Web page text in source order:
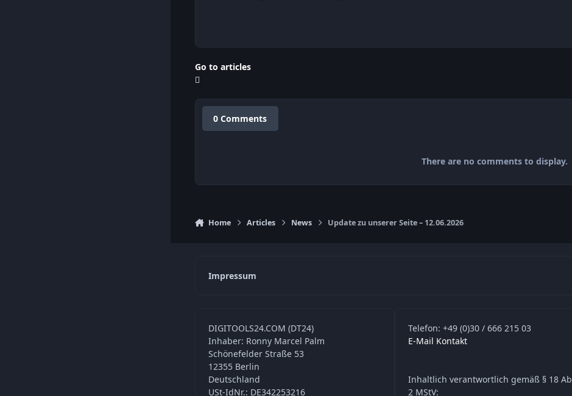
Go to articles
0 Comments
There are no comments to display.
Home Articles News Update zu unserer Seite – 12.06.2026
Impressum
DIGITOOLS24.COM (DT24)
Inhaber: Ronny Marcel Palm
Schönefelder Straße 53
12355 Berlin
Deutschland
USt-IdNr.: DE342253216
Telefon: +49 (0)30 / 666 215 03
E-Mail Kontakt
Inhaltlich verantwortlich gemäß § 18
2 MStV: